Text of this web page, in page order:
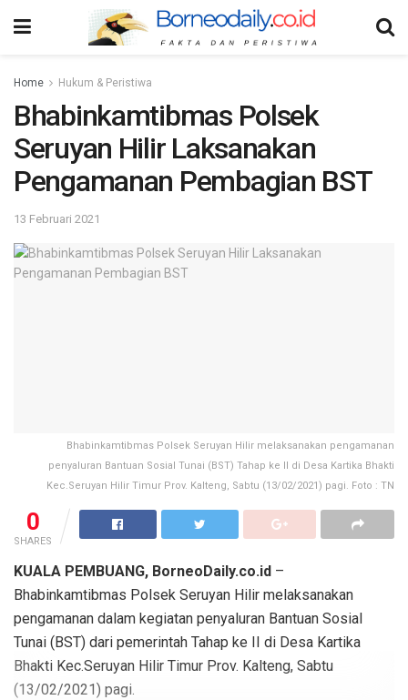
Home Hukum & Peristiwa
Bhabinkamtibmas Polsek
Seruyan Hilir Laksanakan
Pengamanan Pembagian BST
13 Februari 2021
Bhabinkamtibmas Polsek Seruyan Hilir melaksanakan pengamanan
penyaluran Bantuan Sosial Tunai (BST) Tahap ke II di Desa Kartika Bhakti
Kec.Seruyan Hilir Timur Prov. Kalteng, Sabtu (13/02/2021) pagi. Foto : TN
0
SHARES
KUALA PEMBUANG, BorneoDaily.co.id –
Bhabinkamtibmas Polsek Seruyan Hilir melaksanakan
pengamanan dalam kegiatan penyaluran Bantuan Sosial
Tunai (BST) dari pemerintah Tahap ke II di Desa Kartika
Bhakti Kec.Seruyan Hilir Timur Prov. Kalteng, Sabtu
(13/02/2021) pagi.